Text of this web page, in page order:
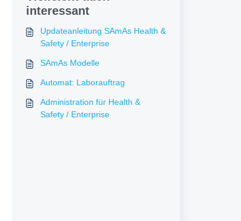
interessant
Updateanleitung SAmAs Health &
Safety / Enterprise
SAmAs Modelle
Automat: Laborauftrag
Administration für Health &
Safety / Enterprise